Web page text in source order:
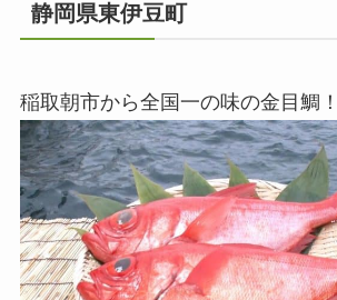
静岡県東伊豆町
稲取朝市から全国一の味の金目鯛！